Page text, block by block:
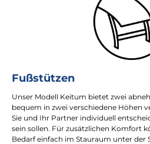
Fußstützen
Unser Modell Keitum bietet zwei
bequem in zwei verschiedene Höhen
Sie und Ihr Partner individuell
sein sollen. Für zusätzlichen Komfort
Bedarf einfach im Stauraum unter der